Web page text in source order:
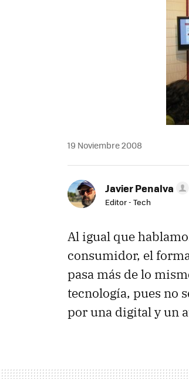
19 Noviembre 2008
Javier Penalva
Editor - Tech
Al igual que
consumidor, el
pasa más de lo
tecnología, pues no
por una digital y un